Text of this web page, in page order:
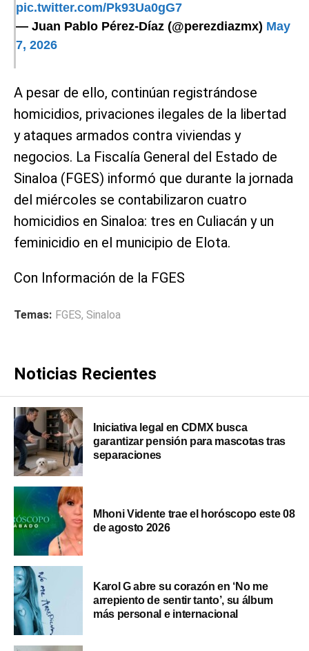
pic.twitter.com/Pk93Ua0gG7
— Juan Pablo Pérez-Díaz (@perezdiazmx) May
7, 2026
A pesar de ello, continúan registrándose
homicidios, privaciones ilegales de la libertad
y ataques armados contra viviendas y
negocios. La Fiscalía General del Estado de
Sinaloa (FGES) informó que durante la jornada
del miércoles se contabilizaron cuatro
homicidios en Sinaloa: tres en Culiacán y un
feminicidio en el municipio de Elota.
Con Información de la FGES
Temas: FGES, Sinaloa
Noticias Recientes
Iniciativa legal en CDMX busca
garantizar pensión para mascotas tras
separaciones
Mhoni Vidente trae el horóscopo este 08
de agosto 2026
Karol G abre su corazón en ‘No me
arrepiento de sentir tanto’, su álbum
más personal e internacional